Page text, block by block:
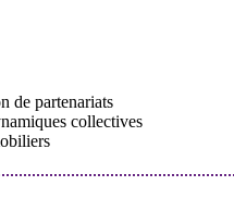
de partenariats
collectives